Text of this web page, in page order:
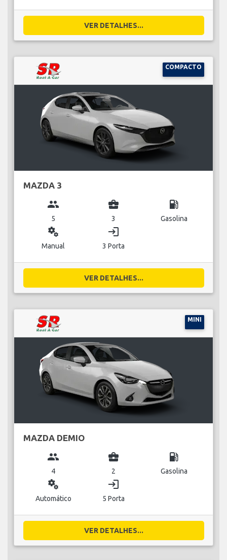
VER DETALHES...
COMPACTO
MAZDA 3
group
5
business_center
3
local_gas_station
Gasolina
miscellaneous_services
Manual
login
3 Porta
VER DETALHES...
MINI
MAZDA DEMIO
group
4
business_center
2
local_gas_station
Gasolina
miscellaneous_services
Automático
login
5 Porta
VER DETALHES...